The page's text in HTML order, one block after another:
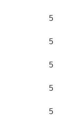
5
5
5
5
5